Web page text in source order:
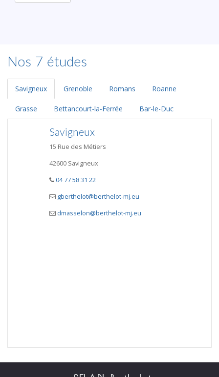
Nos 7 études
Savigneux Grenoble Romans Roanne
Grasse Bettancourt-la-Ferrée Bar-le-Duc
Savigneux
15 Rue des Métiers
42600 Savigneux
04 77 58 31 22
gberthelot@berthelot-mj.eu
dmasselon@berthelot-mj.eu